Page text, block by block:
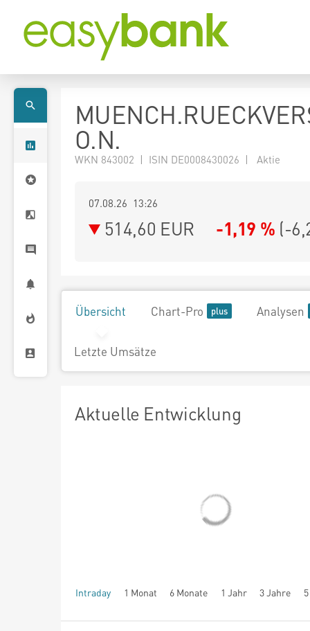
O.N.
WKN 843002 | ISIN DE0008430026 | Aktie
07.08.26 13:26
514,60 EUR -1,19 % (-
Übersicht Chart-Pro Analysen
Letzte Umsätze
Aktuelle Entwicklung
Intraday 1 Monat 6 Monate 1 Jahr 3 Jahre
seit Beginn